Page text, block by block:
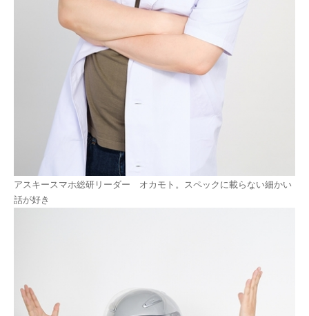
アスキースマホ総研リーダー オカモト。スペックに載らない細かい
話が好き